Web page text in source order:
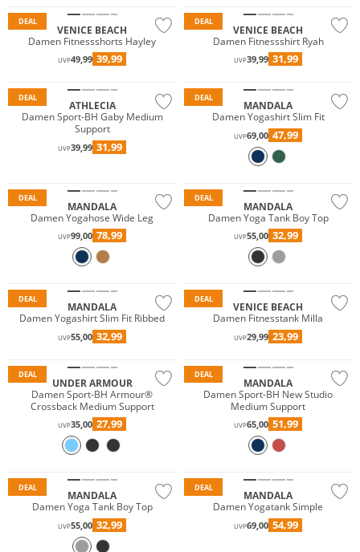
DEAL
VENICE BEACH
Damen Fitnessshorts Hayley
UVP49,99 39,99
DEAL
VENICE BEACH
Damen Fitnessshirt Ryah
UVP39,99 31,99
DEAL
ATHLECIA
Damen Sport-BH Gaby Medium
Support
UVP39,99 31,99
DEAL
MANDALA
Damen Yogashirt Slim Fit
UVP69,00 47,99
DEAL
MANDALA
Damen Yogahose Wide Leg
UVP99,00 78,99
DEAL
MANDALA
Damen Yoga Tank Boy Top
UVP55,00 32,99
DEAL
MANDALA
Damen Yogashirt Slim Fit Ribbed
UVP55,00 32,99
DEAL
VENICE BEACH
Damen Fitnesstank Milla
UVP29,99 23,99
DEAL
UNDER ARMOUR
Damen Sport-BH Armour®
Crossback Medium Support
UVP35,00 27,99
DEAL
MANDALA
Damen Sport-BH New Studio
Medium Support
UVP65,00 51,99
DEAL
MANDALA
Damen Yoga Tank Boy Top
UVP55,00 32,99
DEAL
MANDALA
Damen Yogatank Simple
UVP69,00 54,99